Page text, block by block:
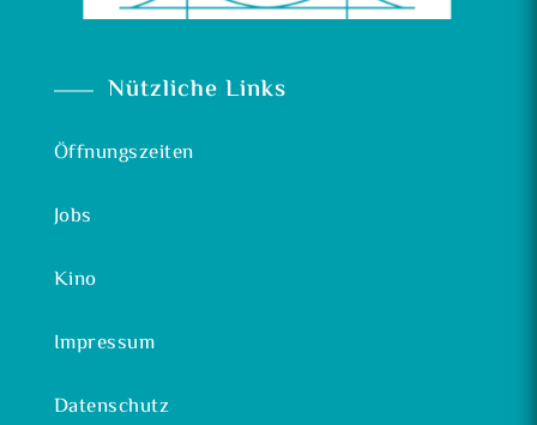
Nützliche Links
Öffnungszeiten
Jobs
Kino
Impressum
Datenschutz